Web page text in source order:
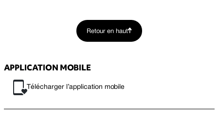
Retour en haut
APPLICATION MOBILE
Télécharger l’application mobile